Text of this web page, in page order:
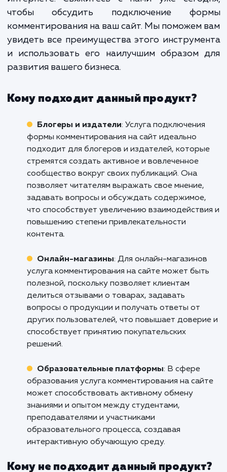
просто добавление еще
функции на ваш сайт. Это
развитие вашего бизнеса,
вовлеченности аудитории и
системах.
Не пропустите возможность
взаимодействие с вашей
увеличить видимость вашего
интернете. Свяжитесь с нами уже
чтобы обсудить подключение
увидеть все преимущества этого
и использовать его наилучшим образом
развития вашего бизнеса.
Кому подходит данный продукт?
формы комментирования на сайт идеально
подходит для блогеров и издателей,
стремятся создать активное и вовлеченное
сообщество вокруг своих публикаций. Она
позволяет читателям выражать свое мнение,
задавать вопросы и обсуждать
повышению степени привлекательности